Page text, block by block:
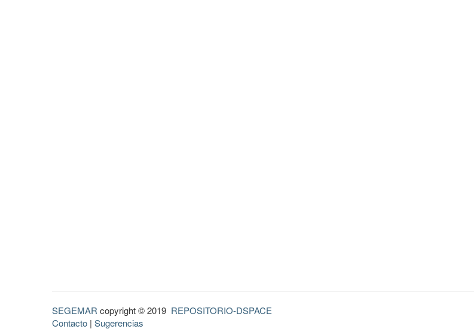
SEGEMAR copyright © 2019 REPOSITORIO-DSPACE
Contacto | Sugerencias